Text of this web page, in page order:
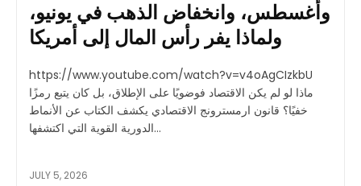
وأغسطس، وانخفاض الذهب في يونيو،
ولماذا يفر رأس المال إلى أمريكا
https://www.youtube.com/watch?v=v4oAgCIzkbU
ماذا لو لم يكن الاقتصاد فوضويًا على الإطلاق، بل كان يتبع رمزًا
خفيًا؟ قانون ارمسترونج الاقتصادي يكشف الكتاب عن الأنماط
الدورية القوية التي اكتشفها...
JULY 5, 2026